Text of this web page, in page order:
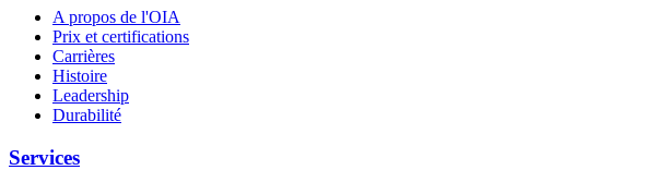
A propos de l'OIA
Prix et certifications
Carrières
Histoire
Leadership
Durabilité
Services